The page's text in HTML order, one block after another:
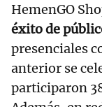
HemenGO
éxito de
presenciales
anterior se
participaron